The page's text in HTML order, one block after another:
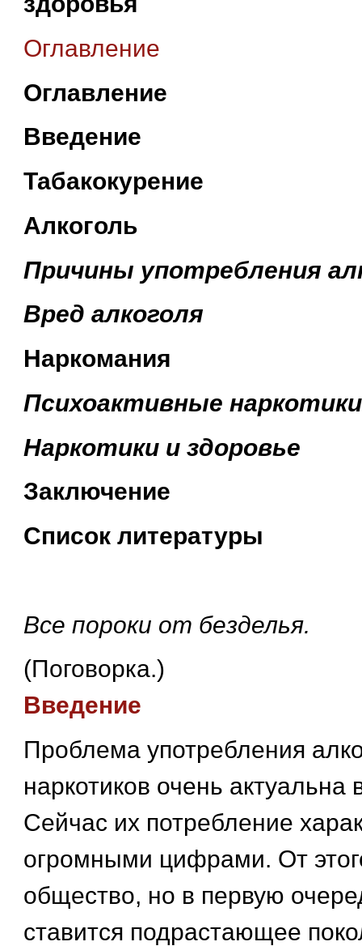
Оглавление
Оглавление
Введение
Табакокурение
Алкоголь
Причины употребления
Вред алкоголя
Наркомания
Психоактивные наркотики
Наркотики и здоровье
Заключение
Список литературы
Все пороки от безделья.
(Поговорка.)
Введение
Проблема употребления
наркотиков очень
Сейчас их потребление
огромными цифрами. От
общество, но в первую
ставится подрастающее